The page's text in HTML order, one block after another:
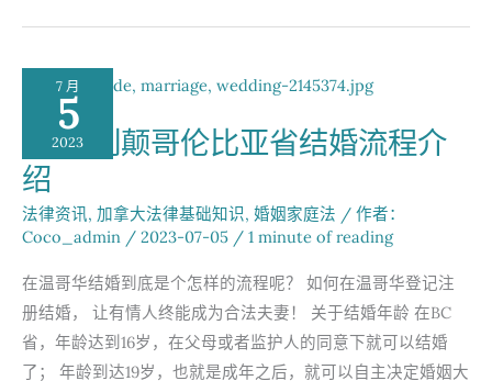
托：
种
高
效
的
财
产
管
税
务
规
划
具
7 月
5
2023
BC不列颠哥伦比亚省结婚流程介
绍
法律资讯, 加拿大法律基础知识, 婚姻家庭法 / 作者：
Coco_admin / 2023-07-05 / 1 minute of reading
在温哥华结婚到底是个怎样的流程呢？ 如何在温哥华登记注
册结婚， 让有情人终能成为合法夫妻！ 关于结婚年龄 在BC
省，年龄达到16岁，在父母或者监护人的同意下就可以结婚
了； 年龄到达19岁，也就是成年之后，就可以自主决定婚姻大